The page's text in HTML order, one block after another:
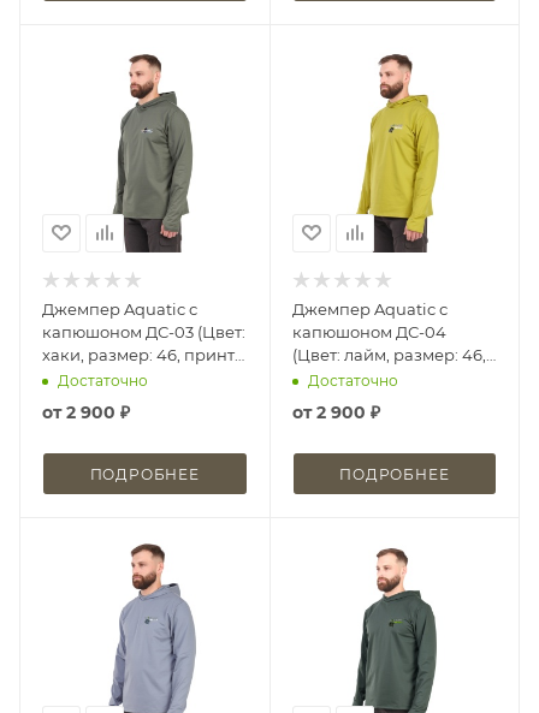
Джемпер Aquatic с
капюшоном ДС-03 (Цвет:
хаки, размер: 46, принт:
Travel)
Достаточно
от2 900 ₽
ПОДРОБНЕЕ
Джемпер Aquatic с
капюшоном ДС-04
(Цвет: лайм, размер: 46,
принт: Logic Carp)
Достаточно
от2 900 ₽
ПОДРОБНЕЕ